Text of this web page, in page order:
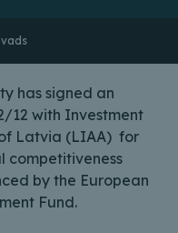
has signed an
12 with Investment
Latvia (LIAA) for
competitiveness
by the European
Fund.